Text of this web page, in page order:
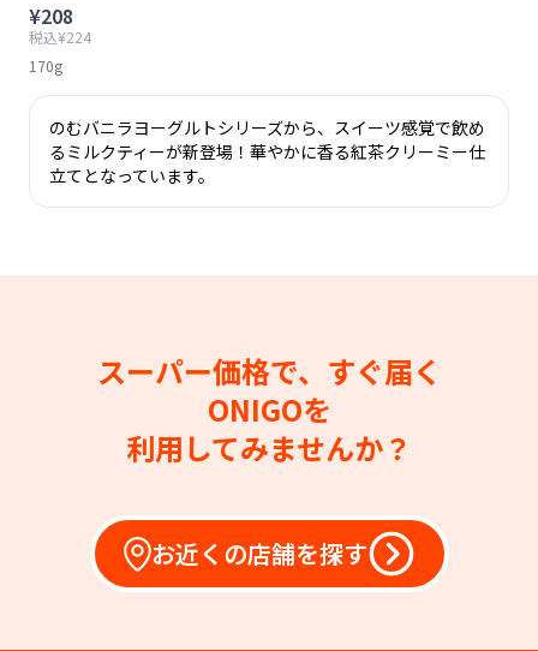
¥208
税込¥224
170g
のむバニラヨーグルトシリーズから、スイーツ感覚で飲め
るミルクティーが新登場！華やかに香る紅茶クリーミー仕
立てとなっています。
スーパー価格で、すぐ届く
ONIGOを
利用してみませんか？
お近くの店舗を探す